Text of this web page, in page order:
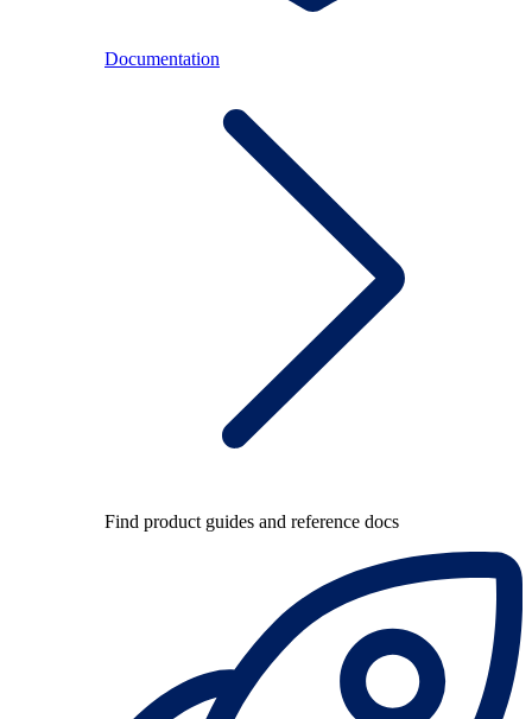
Documentation
Find product guides and reference docs